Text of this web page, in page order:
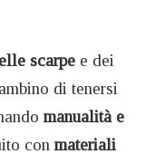
scarpe e dei
di tenersi
manualità e
con materiali